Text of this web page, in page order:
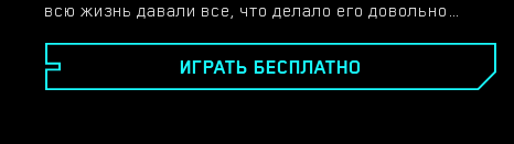
всю жизнь давали все, что делало его довольно
ленивым маленьким придурком. Теперь он работает
в компании своего отца и не слишком развлекается.
Вместе с ним работает его сестра Дана, зеница ока
ИГРАТЬ БЕСПЛАТНО